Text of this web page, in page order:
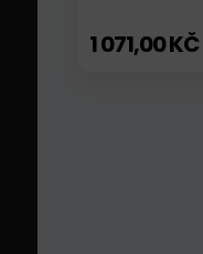
1 071,00 KČ